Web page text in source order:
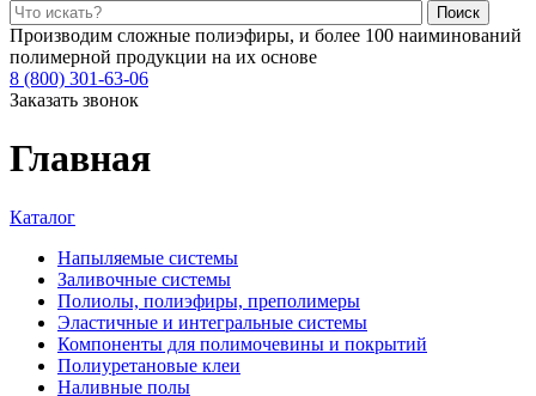
Поиск
Производим сложные полиэфиры, и более 100 наиминований
полимерной продукции на их основе
8 (800) 301-63-06
Заказать звонок
Главная
Каталог
Напыляемые системы
Заливочные системы
Полиолы, полиэфиры, преполимеры
Эластичные и интегральные системы
Компоненты для полимочевины и покрытий
Полиуретановые клеи
Наливные полы